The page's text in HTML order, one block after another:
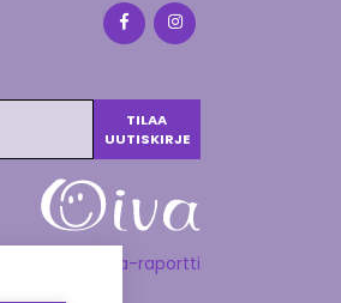
Katso Oiva-raportti